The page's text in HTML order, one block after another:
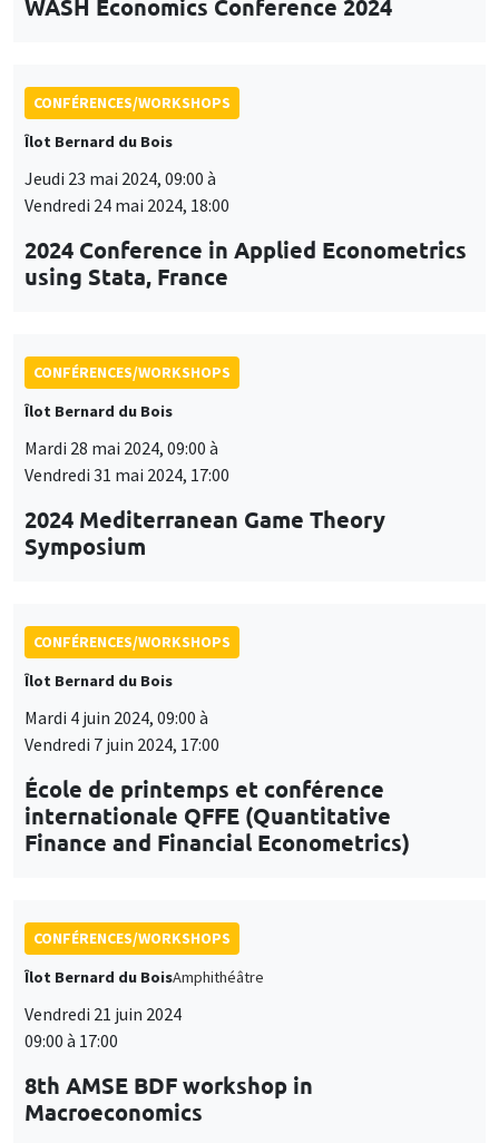
WASH Economics Conference 2024
CONFÉRENCES/WORKSHOPS
Îlot Bernard du Bois
Jeudi 23 mai 2024, 09:00 à
Vendredi 24 mai 2024, 18:00
2024 Conference in Applied Econometrics
using Stata, France
CONFÉRENCES/WORKSHOPS
Îlot Bernard du Bois
Mardi 28 mai 2024, 09:00 à
Vendredi 31 mai 2024, 17:00
2024 Mediterranean Game Theory
Symposium
CONFÉRENCES/WORKSHOPS
Îlot Bernard du Bois
Mardi 4 juin 2024, 09:00 à
Vendredi 7 juin 2024, 17:00
École de printemps et conférence
internationale QFFE (Quantitative
Finance and Financial Econometrics)
CONFÉRENCES/WORKSHOPS
Îlot Bernard du BoisAmphithéâtre
Vendredi 21 juin 2024
09:00 à 17:00
8th AMSE BDF workshop in
Macroeconomics